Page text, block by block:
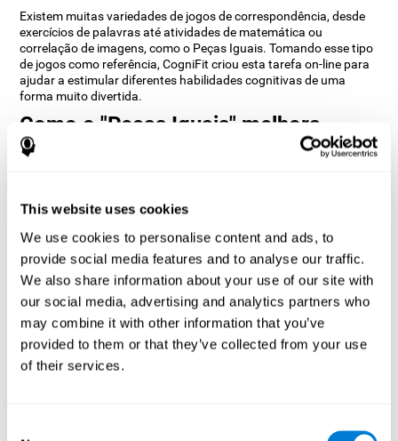
This website uses cookies
We use cookies to personalise content and ads, to
provide social media features and to analyse our traffic.
We also share information about your use of our site with
our social media, advertising and analytics partners who
may combine it with other information that you’ve
provided to them or that they’ve collected from your use
of their services.
Existem muitas variedades de jogos de correspondência, desde
exercícios de palavras até atividades de matemática ou
correlação de imagens, como o Peças Iguais. Tomando esse tipo
de jogos como referência, CogniFit criou esta tarefa on-line para
ajudar a estimular diferentes habilidades cognitivas de uma
forma muito divertida.
Como o "Peças Iguais" melhora
minhas habilidades cognitivas?
padrão regularmente pode criar novas sinapses e ajudar os
circuitos neurais a reorganizar e recuperar funções cognitivas
enfraquecidas ou deterioradas.
O jogo Peças Iguais ajuda a exercitar a inibição e a percepção
visual. Estimular regularmente essas habilidades pode ajudar a
criar novas sinapses e reorganizar os circuitos neurais,
melhorando as funções cognitivas.
1ª SEMANA 2ª SEMANA 3ª SEMANA